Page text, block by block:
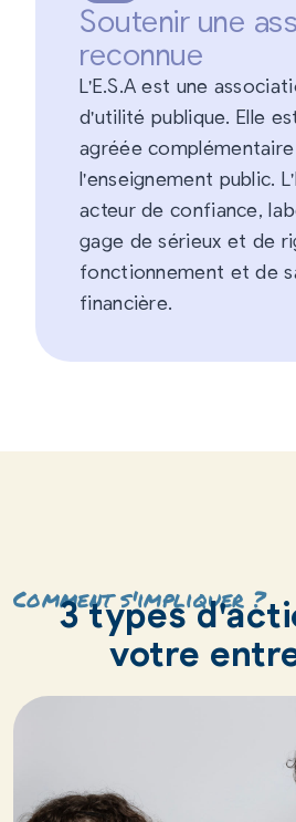
Soutenir une
reconnue
L'E.S.A est une
d'utilité publique. Elle
agréée
l'enseignement public.
acteur de confiance,
gage de sérieux et de
fonctionnement et de
financière.
Comment s'impliquer ?
3 types
votre